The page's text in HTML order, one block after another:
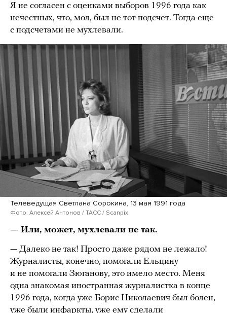
Я не согласен с оценками выборов 1996 года как
нечестных, что, мол, был не тот подсчет. Тогда еще
с подсчетами не мухлевали.
Телеведущая Светлана Сорокина, 13 мая 1991 года
Фото: Алексей Антонов / ТАСС / Scanpix
— Или, может, мухлевали не так.
— Далеко не так! Просто даже рядом не лежало!
Журналисты, конечно, помогали Ельцину
и не помогали Зюганову, это имело место. Меня
одна знакомая иностранная журналистка в конце
1996 года, когда уже Борис Николаевич был болен,
уже были инфаркты, уже ему сделали